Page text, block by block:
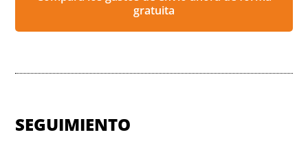
gratuita
SEGUIMIENTO